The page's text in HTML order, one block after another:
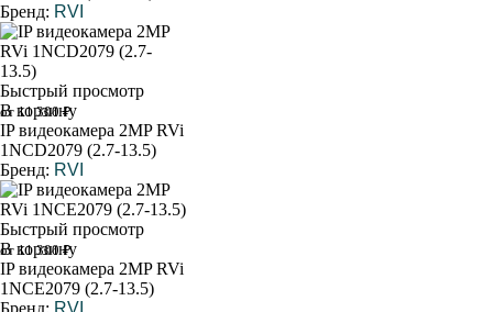
Бренд: RVI
Быстрый просмотр
В корзину
от 11 300 ₽
IP видеокамера 2MP RVi
1NCD2079 (2.7-13.5)
Бренд: RVI
Быстрый просмотр
В корзину
от 11 300 ₽
IP видеокамера 2MP RVi
1NCE2079 (2.7-13.5)
Бренд: RVI